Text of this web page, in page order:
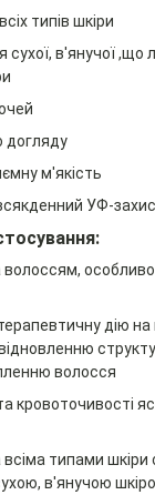
типів шкіри
в'янучої ,що
догляду
м'якість
УФ-
волоссям,
дію на
волосся
кровоточивості
типами шкіри
в'янучою